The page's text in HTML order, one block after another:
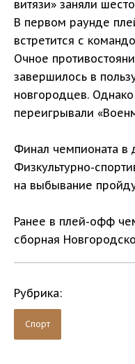
витязи» заняли
В первом раунде
встретится с
Очное
завершилось в
новгородцев.
переигрывали
Финал чемпионата в
Физкультурно-
на выбывание
Ранее в плей-офф
сборная
Рубрика:
Спорт